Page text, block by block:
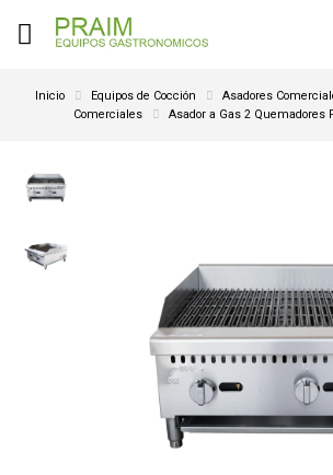
Inicio Equipos de Cocción Asadores
Comerciales
Asador a Gas 2 Quemadores